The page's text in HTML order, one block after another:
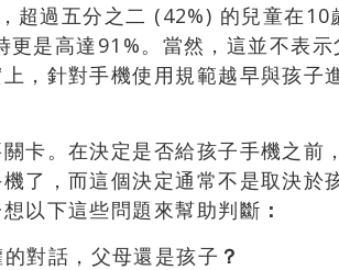
超過五分之二 (42%) 的兒童在10
是高達91%。當然，這並不表
，針對手機使用規範越早與孩子
卡。在決定是否給孩子手機之前
了，而這個決定通常不是取決於
以下這些問題來幫助判斷 ：
對話，父母還是孩子 ？